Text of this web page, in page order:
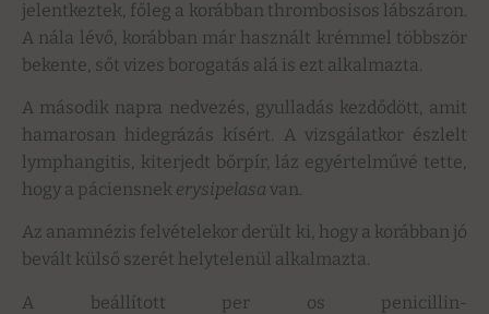
jelentkeztek, főleg a korábban thrombosisos lábszáron.
A nála lévő, korábban már használt krémmel többször
bekente, sőt vizes borogatás alá is ezt alkalmazta.
A második napra nedvezés, gyulladás kezdődött, amit
hamarosan hidegrázás kísért. A vizsgálatkor észlelt
lymphangitis, kiterjedt bőrpír, láz egyértelművé tette,
hogy a páciensnek erysipelasa van.
Az anamnézis felvételekor derült ki, hogy a korábban jó
bevált külső szerét helytelenül alkalmazta.
A beállított per os penicillin-